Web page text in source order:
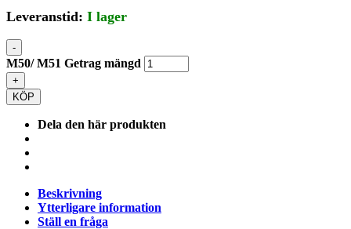
Leveranstid: I lager
-
M50/ M51 Getrag mängd
+
KÖP
Dela den här produkten
Beskrivning
Ytterligare information
Ställ en fråga